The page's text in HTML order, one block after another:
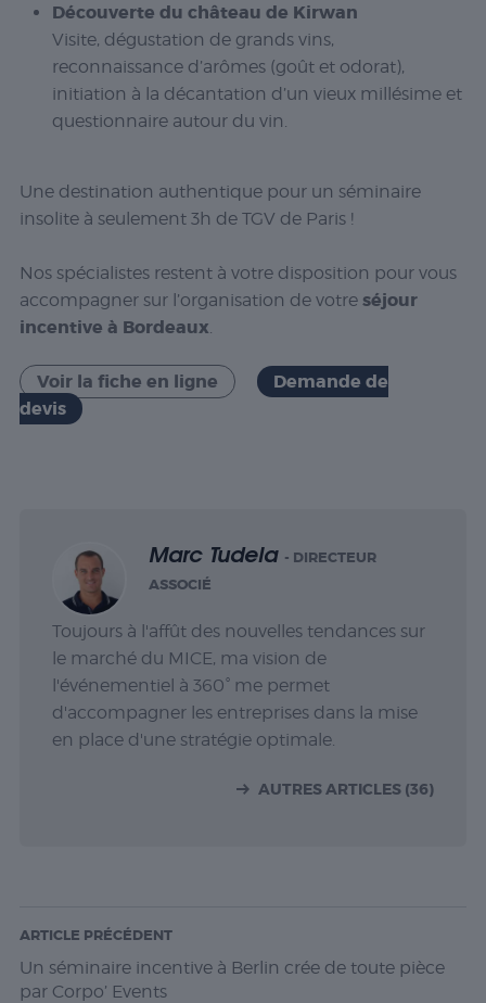
Découverte du château de Kirwan
Visite, dégustation de grands vins,
reconnaissance d’arômes (goût et odorat),
initiation à la décantation d’un vieux millésime et
questionnaire autour du vin.
Une destination authentique pour un séminaire
insolite à seulement 3h de TGV de Paris !
Nos spécialistes restent à votre disposition pour vous
accompagner sur l’organisation de votre séjour
incentive à Bordeaux.
Voir la fiche en ligne
Demande de
devis
Marc Tudela - DIRECTEUR
ASSOCIÉ
Toujours à l'affût des nouvelles tendances sur
le marché du MICE, ma vision de
l'événementiel à 360° me permet
d'accompagner les entreprises dans la mise
en place d'une stratégie optimale.
AUTRES ARTICLES (36)
ARTICLE PRÉCÉDENT
Un séminaire incentive à Berlin crée de toute pièce
par Corpo’ Events